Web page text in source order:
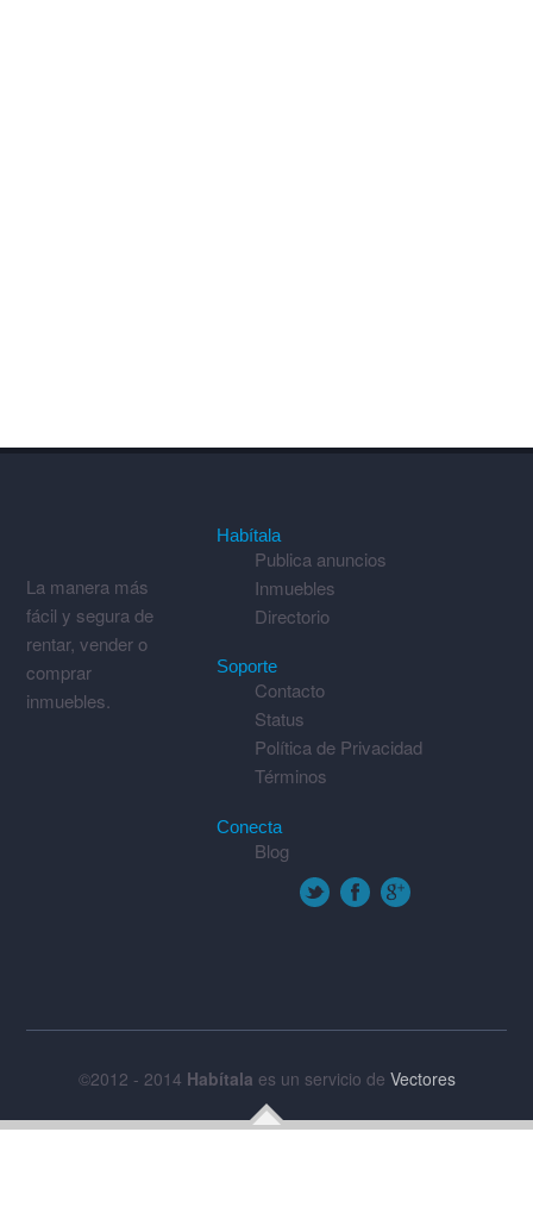
La manera más
fácil y segura de
rentar, vender o
comprar
inmuebles.
Habítala
Publica anuncios
Inmuebles
Directorio
Soporte
Contacto
Status
Política de Privacidad
Términos
Conecta
Blog
©2012 - 2014 Habítala es un servicio de Vectores